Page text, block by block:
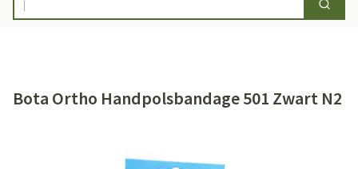
Product, merk, categorie... Zoek
Bota Ortho Handpolsbandage 501 Zwart N2